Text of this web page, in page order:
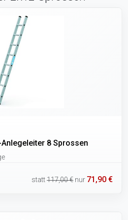
8 Sprossen
statt117,00 € nur 71,90 €